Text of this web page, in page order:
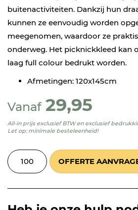
buitenactiviteiten. Dankzij hun
kunnen ze eenvoudig worden
meegenomen, waardoor ze
onderweg. Het picknickkleed kan
laag full colour bedrukt worden.
Afmetingen: 120x145cm
Vanaf 29,95
All-in prijs exclusief BTW en exclusief
Let op: minimale besteleenheid!
OFFERTE